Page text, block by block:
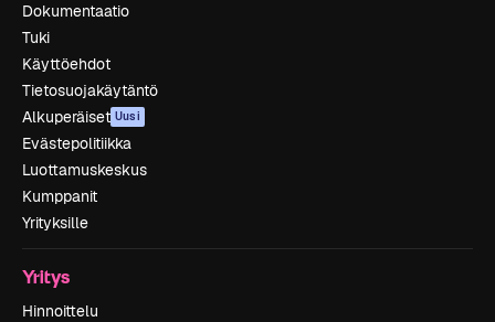
Dokumentaatio
Tuki
Käyttöehdot
Tietosuojakäytäntö
Alkuperäiset Uusi
Evästepolitiikka
Luottamuskeskus
Kumppanit
Yrityksille
Yritys
Hinnoittelu